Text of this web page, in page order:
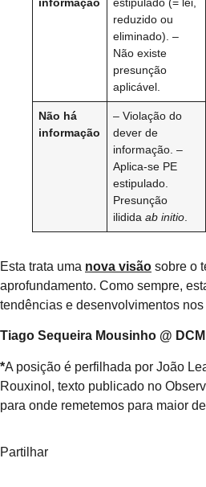
reduzido ou
eliminado). –
Não existe
presunção
aplicável.
Não há
informação
– Violação do
dever de
informação. –
Aplica-se PE
estipulado.
Presunção
ilididaab initio
Esta trata uma nova visão sobre o
aprofundamento. Como sempre,
tendências e desenvolvimentos
Tiago Sequeira Mousinho @
*A posição é perfilhada por João
Rouxinol, texto publicado no
para onde remetemos para maior
Partilhar